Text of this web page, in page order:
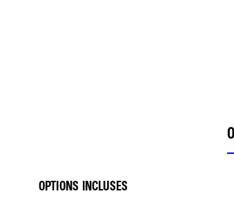
OPTIONS INCLUSES